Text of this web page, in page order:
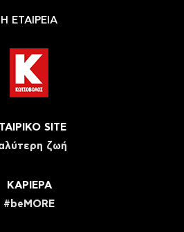
Η ΕΤΑΙΡΕΙΑ
SITE
ζωή
ΚΑΡΙΕΡΑ
#beMORE